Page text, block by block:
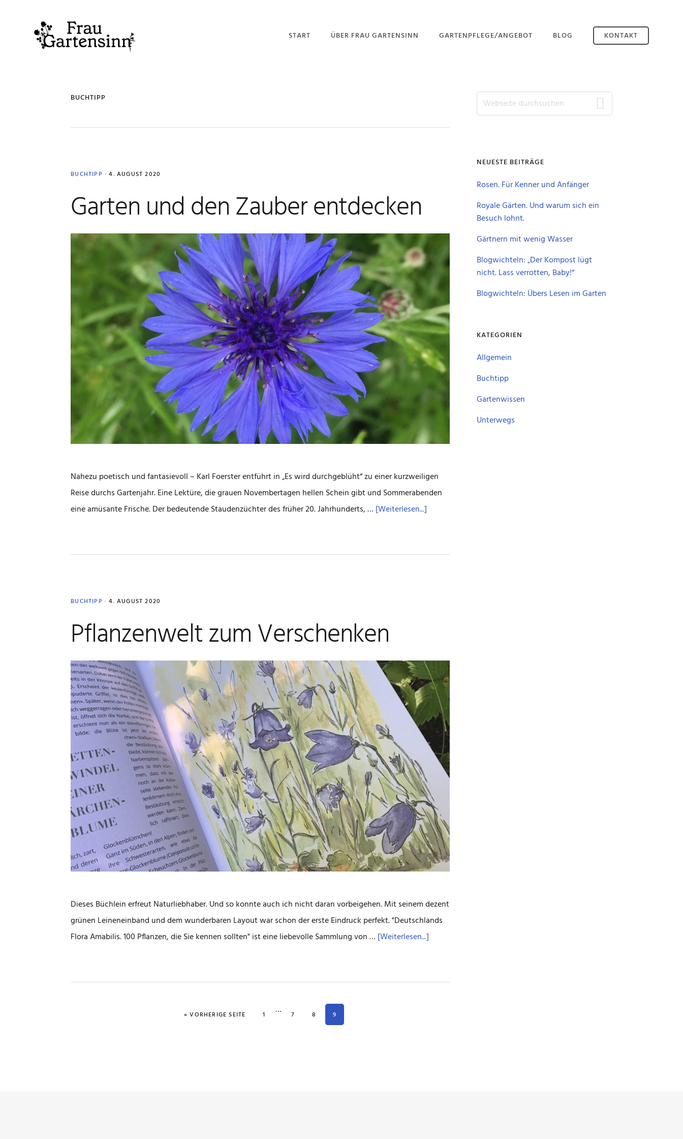
Hauptnavigation
Seitenspalte
START ÜBER FRAU GARTENSINN GARTENPFLEGE/ANGEBOT
LAUB HARKEN
BLOG KONTAKT
BUCHTIPP
BUCHTIPP · 4. AUGUST 2020
Garten und den Zauber entdecken
Nahezu poetisch und fantasievoll – Karl Foerster entführt in „Es wird durchgeblüht“ zu einer kurzweiligen
Reise durchs Gartenjahr. Eine Lektüre, die grauen Novembertagen hellen Schein gibt und Sommerabenden
eine amüsante Frische. Der bedeutende Staudenzüchter des früher 20. Jahrhunderts, … [Weiterlesen...]
Zauber
BUCHTIPP · 4. AUGUST 2020
Pflanzenwelt zum Verschenken
Dieses Büchlein erfreut Naturliebhaber. Und so konnte auch ich nicht daran vorbeigehen. Mit seinem dezent
grünen Leineneinband und dem wunderbaren Layout war schon der erste Eindruck perfekt. "Deutschlands
Flora Amabilis. 100 Pflanzen, die Sie kennen sollten" ist eine liebevolle Sammlung von … [Weiterlesen...]
« VORHERIGE SEITE AUFRUFEN
SEITE
1
Weggelassene
Zwischenseiten
… SEITE
7 SEITE
8 SEITE
9
Seitenspalte
Webseite
durchsuchen
NEUESTE BEITRÄGE
Rosen. Für Kenner und Anfänger
Royale Gärten. Und warum sich ein
Besuch lohnt.
Gärtnern mit wenig Wasser
Blogwichteln: „Der Kompost lügt
nicht. Lass verrotten, Baby!“
Blogwichteln: Übers Lesen im Garten
KATEGORIEN
Allgemein
Buchtipp
Gartenwissen
Unterwegs